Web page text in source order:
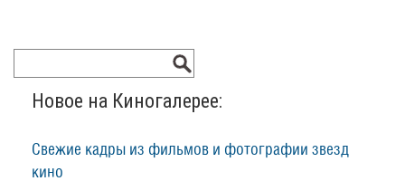
Новое на Киногалерее:
Свежие кадры из фильмов и фотографии звезд
кино